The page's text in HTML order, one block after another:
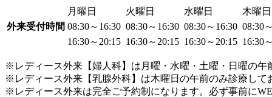
月曜日 火曜日 水曜日 木曜日
外来受付時間 08:30～16:30 08:30～16:30 08:30～16:30 08:30
16:30～20:15 16:30～20:15 16:30～20:15 16:30
※レディース外来【婦人科】は月曜・水曜・土曜・日曜の午
※レディース外来【乳腺外科】は木曜日の午前のみ診療して
※レディース外来は完全ご予約制になります。必ず事前に